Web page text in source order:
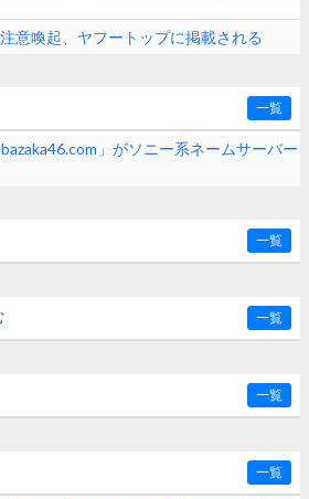
意喚起、ヤフートップに掲載される
一覧
」がソニー系ネームサーバー
一覧
一覧
一覧
一覧